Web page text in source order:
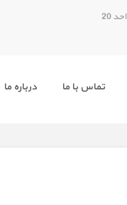
تماس با ما درباره ما